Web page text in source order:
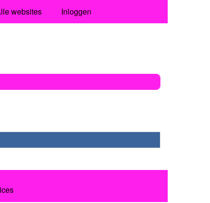
websites Inloggen